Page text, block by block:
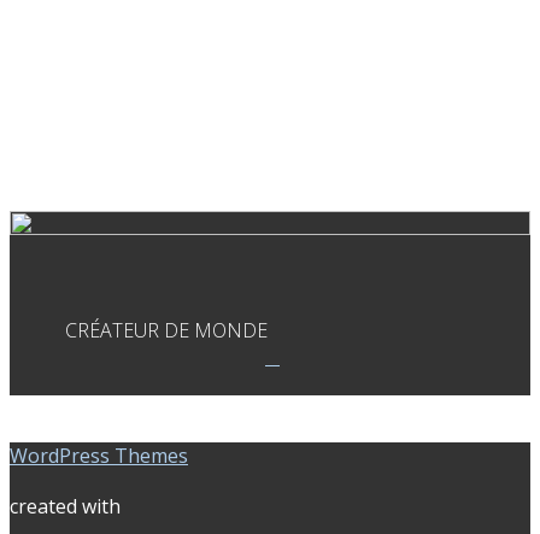
CRÉATEUR DE MONDE
WordPress Themes
created with